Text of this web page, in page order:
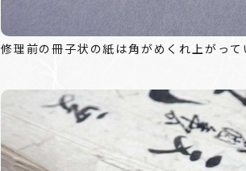
修理前の冊子状の紙は角がめくれ上がっ